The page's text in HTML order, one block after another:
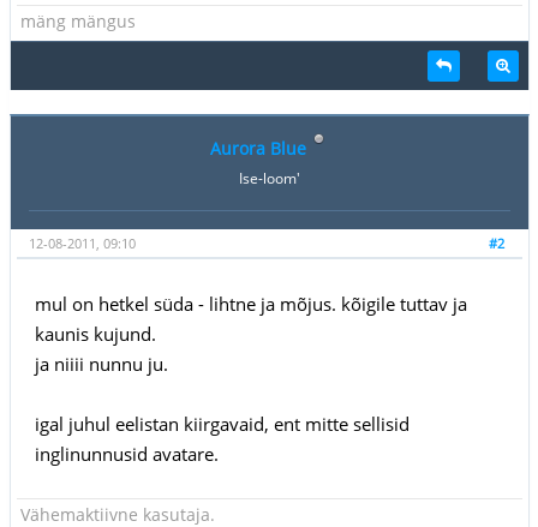
mäng mängus
Aurora Blue
Ise-loom'
#2
12-08-2011, 09:10
mul on hetkel süda - lihtne ja mõjus. kõigile tuttav ja
kaunis kujund.
ja niiii nunnu ju.
igal juhul eelistan kiirgavaid, ent mitte sellisid
inglinunnusid avatare.
Vähemaktiivne kasutaja.